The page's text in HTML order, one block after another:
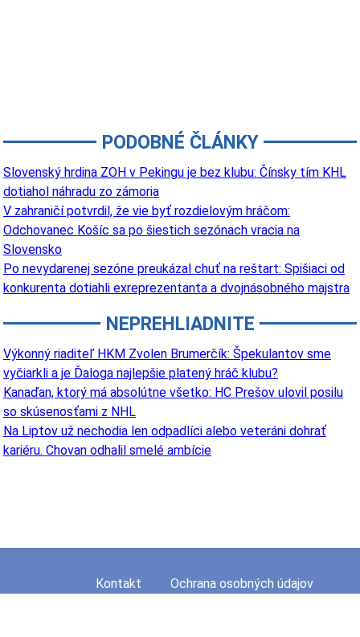
PODOBNÉ ČLÁNKY
Slovenský hrdina ZOH v Pekingu je bez klubu: Čínsky tím KHL
dotiahol náhradu zo zámoria
V zahraničí potvrdil, že vie byť rozdielovým hráčom:
Odchovanec Košíc sa po šiestich sezónach vracia na
Slovensko
Po nevydarenej sezóne preukázal chuť na reštart: Spišiaci od
konkurenta dotiahli exreprezentanta a dvojnásobného majstra
NEPREHLIADNITE
Výkonný riaditeľ HKM Zvolen Brumerčík: Špekulantov sme
vyčiarkli a je Ďaloga najlepšie platený hráč klubu?
Kanaďan, ktorý má absolútne všetko: HC Prešov ulovil posilu
so skúsenosťami z NHL
Na Liptov už nechodia len odpadlíci alebo veteráni dohrať
kariéru. Chovan odhalil smelé ambície
Kontakt Ochrana osobných údajov